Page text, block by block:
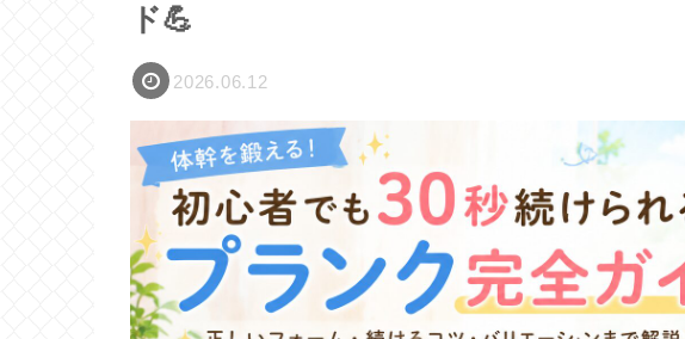
ド💪
2026.06.12